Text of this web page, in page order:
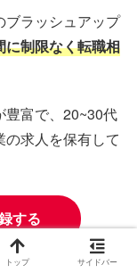
ブラッシュアップ
に制限なく転職相
豊富で、20~30代
求人を保有して
する
トップ サイドバー